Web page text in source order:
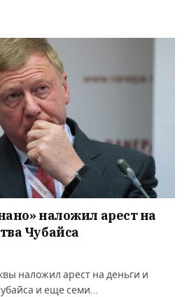
наложил арест на
Чубайса
наложил арест на деньги и
и еще семи…